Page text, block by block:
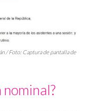
/ Foto: Captura de pantalla de
nominal?